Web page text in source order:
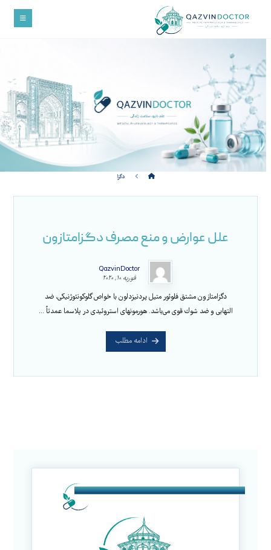
دگزا
علل عوارض و منع مصرف دگزامتازون
QazvinDoctor
فوریه ۱۰, ۲۰۲۰
دگزامتازون مشتق فلوئور متیل پردنیزدلون با خواص گلوكونئوژنیكی، ضد
التهابی و ضد شوك قوی می‌باشد. هورمونهای استروئیدی در پلاسما عمدتاً ...
ادامه مطلب